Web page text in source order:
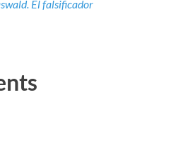
El falsificador